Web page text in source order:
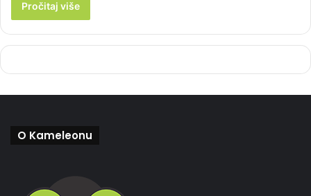
Pročitaj više
O Kameleonu